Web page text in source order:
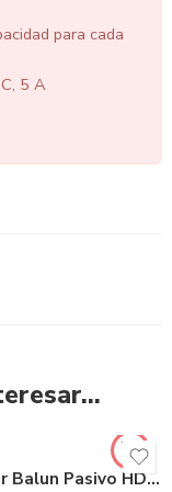
para cada
5 A
Conector Balun Pasivo HD | UTP101P-HD6 | Utepo